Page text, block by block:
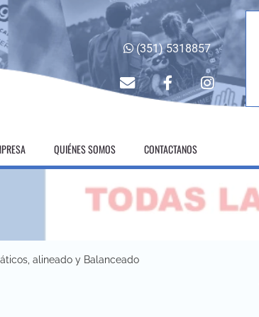
(351) 5318857
envelopefacebookinstagram
QUIÉNES SOMOS CONTACTANOS
alineado y Balanceado